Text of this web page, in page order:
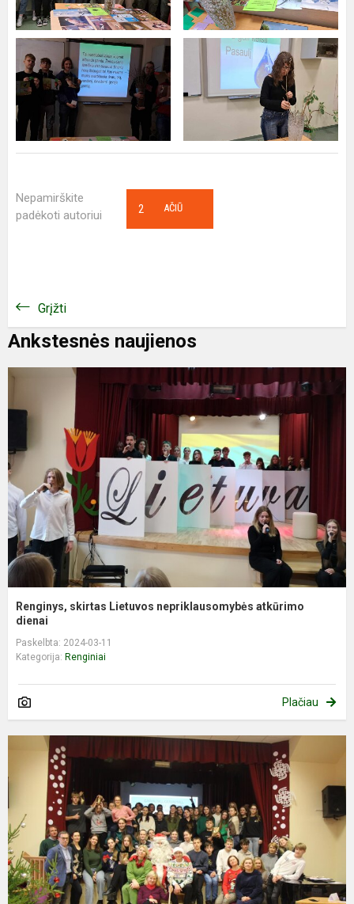
Nepamirškite
padėkoti autoriui
AČIŪ
2
Grįžti
Ankstesnės naujienos
Renginys, skirtas Lietuvos nepriklausomybės atkūrimo
dienai
Paskelbta: 2024-03-11
Kategorija: Renginiai
Plačiau